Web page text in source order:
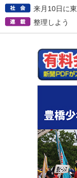
来月10日に
整理しよう